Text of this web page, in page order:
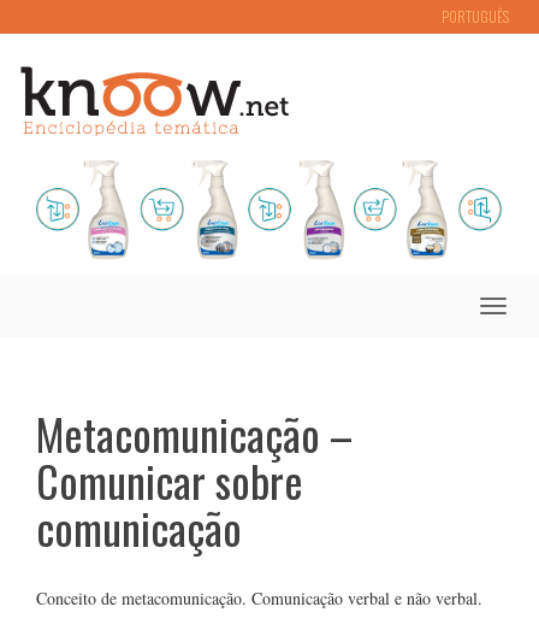
PORTUGUÊS
Toggle
Metacomunicação –
Comunicar sobre
comunicação
Conceito de metacomunicação. Comunicação verbal e não verbal.